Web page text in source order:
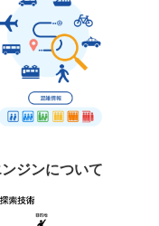
ジンについて